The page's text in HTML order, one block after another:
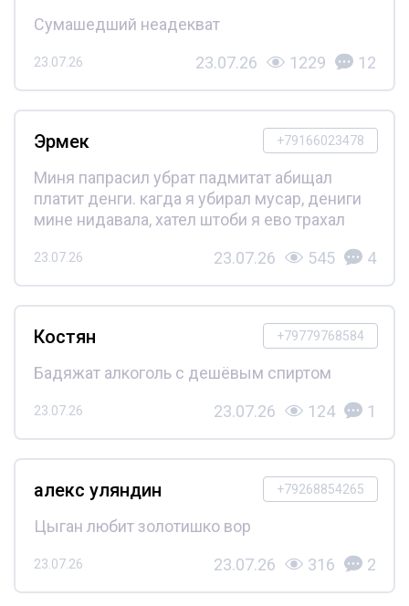
Сумашедший неадекват
23.07.26 23.07.26 1229 12
+79166023478
Эрмек
Миня папрасил убрат падмитат абищал
платит денги. кагда я убирал мусар, дениги
мине нидавала, хател штоби я ево трахал
23.07.26 23.07.26 545 4
+79779768584
Костян
Бадяжат алкоголь с дешёвым спиртом
23.07.26 23.07.26 124 1
+79268854265
алекс уляндин
Цыган любит золотишко вор
23.07.26 23.07.26 316 2